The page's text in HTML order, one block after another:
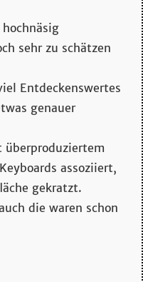
sehr zu schätzen
Entdeckenswertes
genauer
überproduziertem
assoziiert,
gekratzt.
die waren schon